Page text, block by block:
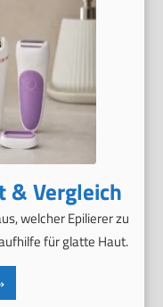
& Vergleich
welcher Epilierer zu
für glatte Haut.